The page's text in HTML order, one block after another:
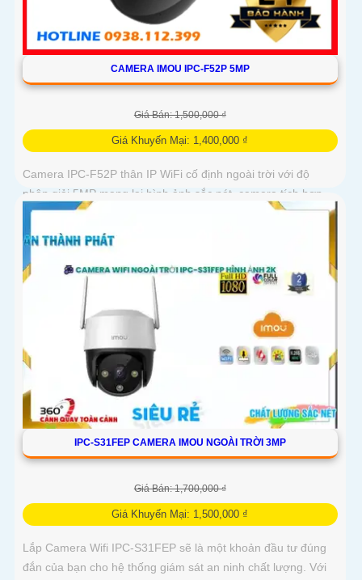
CAMERA IMOU IPC-F52P 5MP
Giá Bán: 1,500,000 ₫
Giá Khuyến Mại: 1,400,000 ₫
Camera IPC-F52P thân IP WiFi cố định ngoài trời với độ
phân giải 5MP mang lại hình ảnh sắc nét, camera tích hợp
hồng ngoại 30m, mic ghi âm, hỗ trợ chuẩn nén H.265 tiết
kiệm băng thông
IPC-S31FEP CAMERA IMOU NGOÀI TRỜI 3MP
Giá Bán: 1,700,000 ₫
Giá Khuyến Mại: 1,500,000 ₫
Lắp Camera Wifi IPC-S31FEP sẽ là một khoản đầu tư đúng
đắn của bạn cho hệ thống giám sát an ninh chất lượng. Với